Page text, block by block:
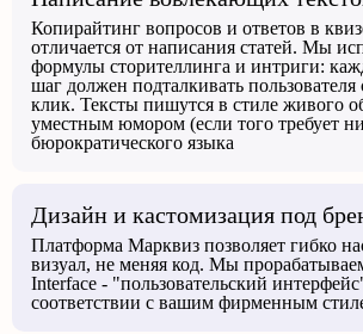
Копирайтинг вопросов и ответов в
отличается от написания статей. Мы
формулы сторителлинга и интриги:
шаг должен подталкивать пользователя
клик. Тексты пишутся в стиле живого
уместным юмором (если того требует
бюрократического языка
Дизайн и кастомизация под
Платформа Марквиз позволяет гибко
визуал, не меняя код. Мы
Interface - "пользовательский
соответствии с вашим фирменным